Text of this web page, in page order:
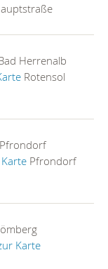
Herrenalb
Rotensol
Pfrondorf
Karte